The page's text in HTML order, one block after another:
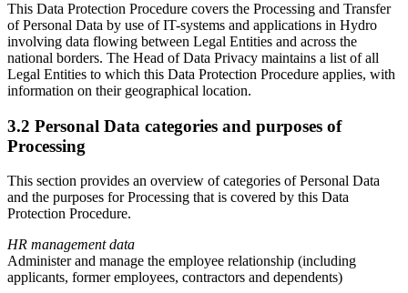
This Data Protection Procedure covers the Processing and Transfer
of Personal Data by use of IT-systems and applications in Hydro
involving data flowing between Legal Entities and across the
national borders. The Head of Data Privacy maintains a list of all
Legal Entities to which this Data Protection Procedure applies, with
information on their geographical location.
3.2 Personal Data categories and purposes of
Processing
This section provides an overview of categories of Personal Data
and the purposes for Processing that is covered by this Data
Protection Procedure.
HR management data
Administer and manage the employee relationship (including
applicants, former employees, contractors and dependents)